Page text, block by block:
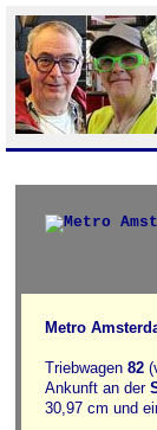
Metro
Triebwagen 82
Ankunft an der
30,97 cm und